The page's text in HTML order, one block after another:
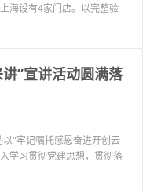
海设有4家门店。以完整验
”宣讲活动圆满落
"牢记嘱托感恩奋进开创云
学习贯彻党建思想，贯彻落